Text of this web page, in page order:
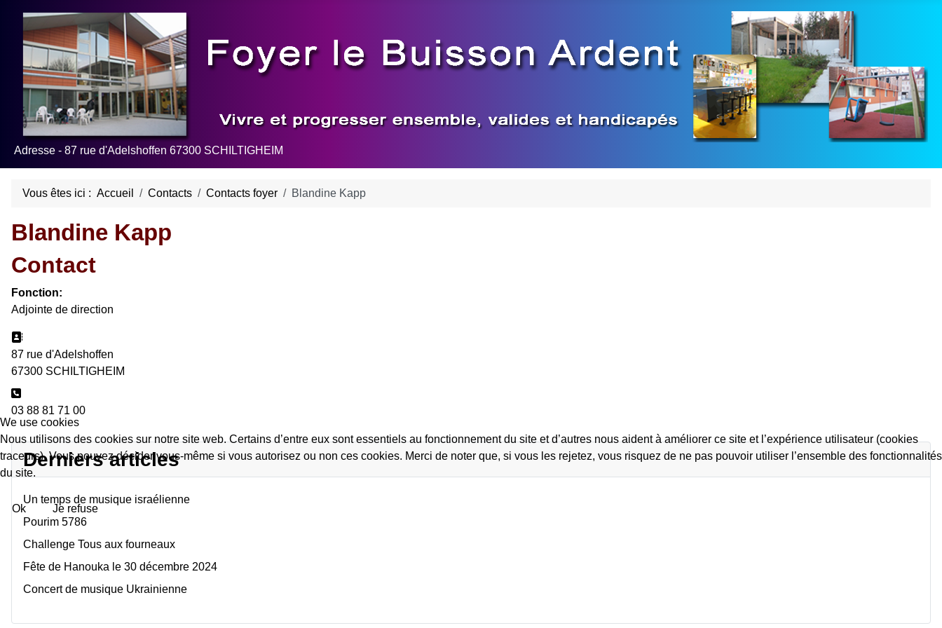
Adresse - 87 rue d'Adelshoffen 67300 SCHILTIGHEIM
Vous êtes ici : Accueil Contacts Contacts foyer Blandine Kapp
Blandine Kapp
Contact
Fonction:
Adjointe de direction
Adresse:
87 rue d'Adelshoffen
67300 SCHILTIGHEIM
Téléphone:
03 88 81 71 00
Derniers articles
Un temps de musique israélienne
Pourim 5786
Challenge Tous aux fourneaux
Fête de Hanouka le 30 décembre 2024
Concert de musique Ukrainienne
We use cookies
Nous utilisons des cookies sur notre site web. Certains d’entre eux sont essentiels au fonctionnement du site et d’autres nous aident à améliorer ce site et l’expérience utilisateur (cookies
traceurs). Vous pouvez décider vous-même si vous autorisez ou non ces cookies. Merci de noter que, si vous les rejetez, vous risquez de ne pas pouvoir utiliser l’ensemble des fonctionnalités
du site.
Ok Je refuse